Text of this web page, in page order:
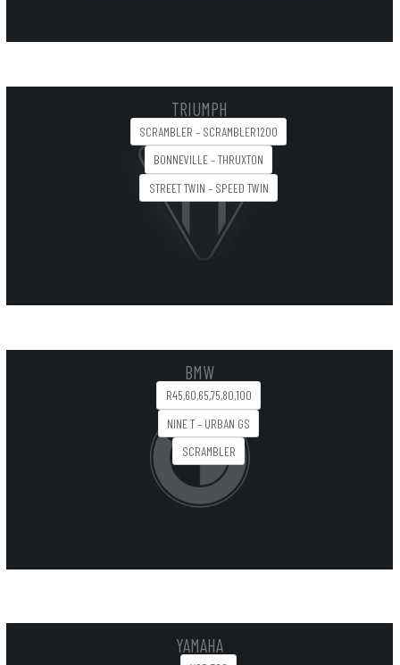
TRIUMPH
SCRAMBLER – SCRAMBLER1200
BONNEVILLE – THRUXTON
STREET TWIN – SPEED TWIN
BMW
R45,60,65,75,80,100
NINE T – URBAN GS
SCRAMBLER
YAMAHA